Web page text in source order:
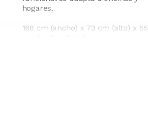
hogares.
168 cm (ancho) x 73 cm (alto) x 55